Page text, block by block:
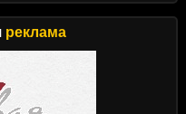
реклама